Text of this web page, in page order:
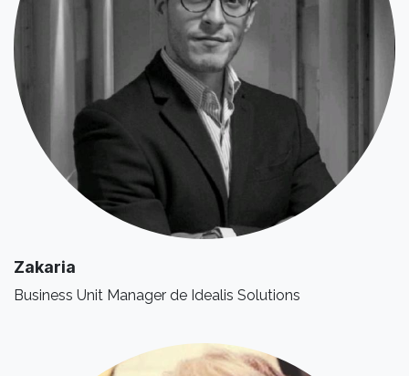
Zakaria
Business Unit Manager de Idealis Solutions